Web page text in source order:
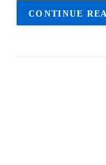
CONTINUE